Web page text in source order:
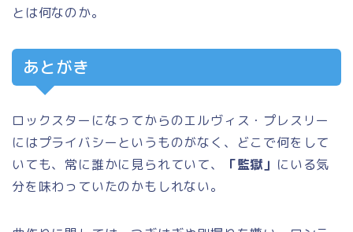
とは何なのか。
あとがき
ロックスターになってからのエルヴィス・プレスリー
にはプライバシーというものがなく、どこで何をして
いても、常に誰かに見られていて、
「監獄」 にいる気
分を味わっていたのかもしれない。